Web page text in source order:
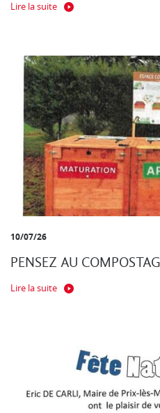
Lire la suite
10/07/26
PENSEZ AU
Lire la suite